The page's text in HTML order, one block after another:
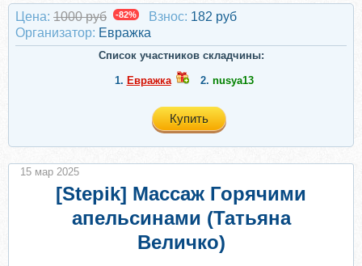
Цена: 1000 руб -82% Взнос: 182 руб
Организатор: Евражкa
Список участников складчины:
1. Евражкa 2. nusya13
Купить
[Stepik] Массаж Горячими
апельсинами (Татьяна
Величко)
15 мар 2025